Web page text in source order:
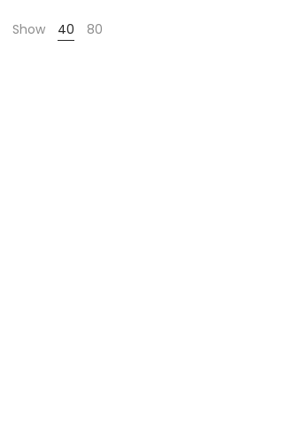
Show 40 80